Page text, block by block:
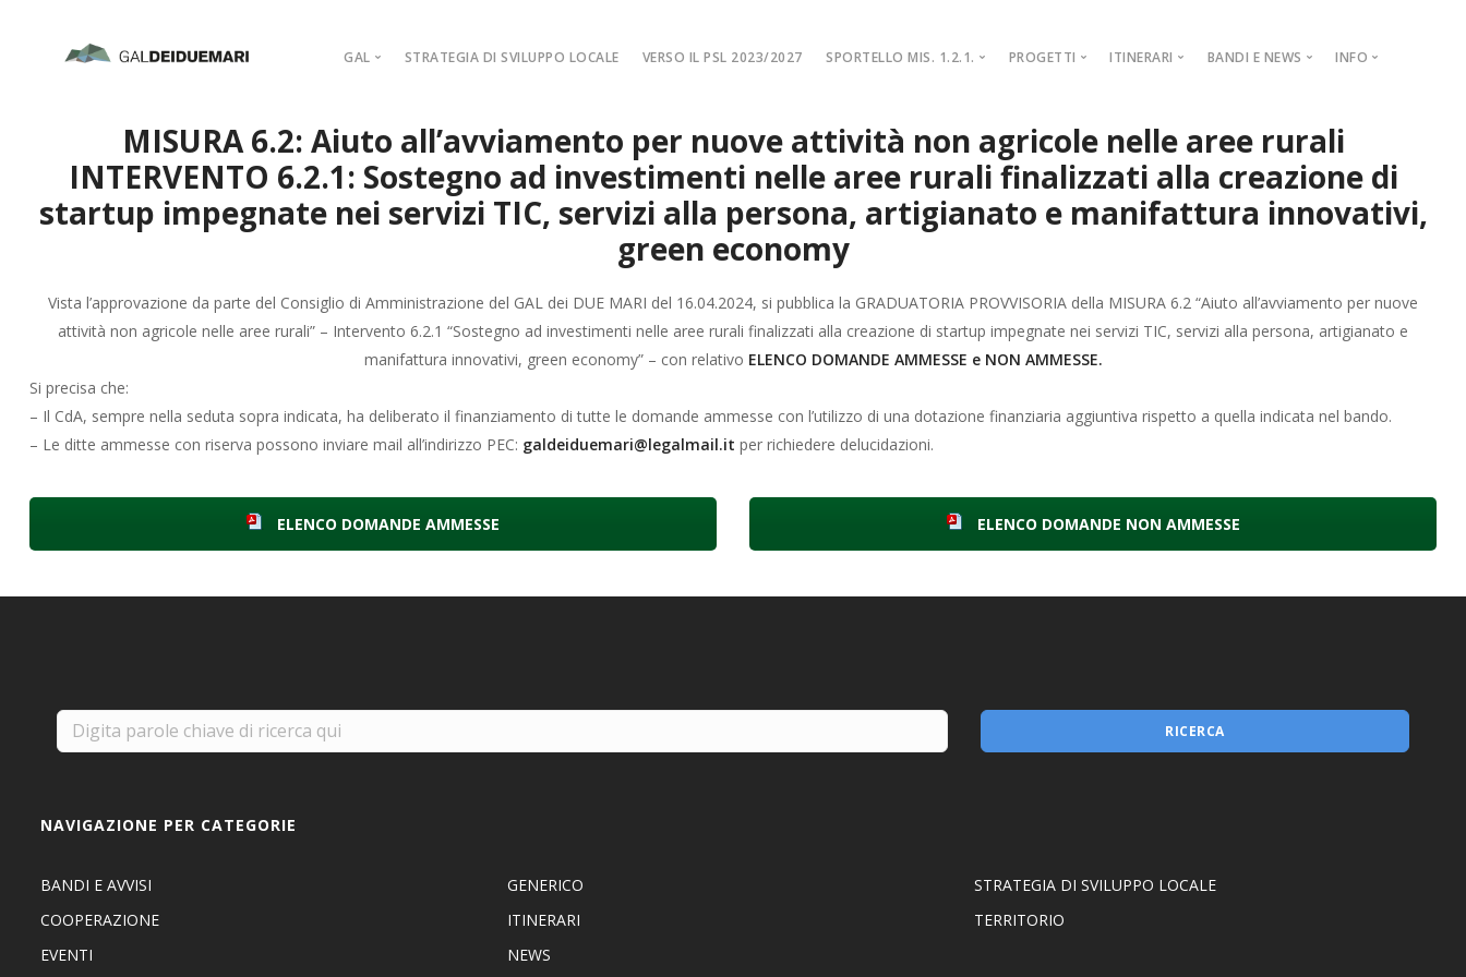
GAL
MISSION
MARCHIO D’AREA
PIANO DI AZIONE LOCALE
ORGANIGRAMMA
ADERISCI
STRATEGIA DI SVILUPPO LOCALE VERSO IL PSL 2023/2027 SPORTELLO MIS. 1.2.1.
SPORTELLO MIS. 1.2.1.
MISURA 1.2.1. – Filiera Carne
MISURA 1.2.1. – Filiera Latte e Derivati
MISURA 1.2.1. – Filiera Erbe Aromatiche e Piccoli Frutti
Misura
MISURA
MISURA
Misura
Misura
Misura
Misura
PROGETTI
COOPERAZIONE
AMMINISTRAZIONE TRASPARENTE
PIAR
DISTRETTO RURALE
ITINERARI
AMBIENTALE
ARCHEOLOGICO
ARTISTICO-RELIGIOSO
STORICO
BANDI E NEWS
NEWS
BANDI E AVVISI
INFO
GALLERY
CONTATTI
MISURA 6.2: Aiuto all’avviamento per nuove attività non agricole nelle aree rurali
INTERVENTO 6.2.1: Sostegno ad investimenti nelle aree rurali finalizzati alla creazione di
startup impegnate nei servizi TIC, servizi alla persona, artigianato e manifattura innovativi,
green economy
Vista l’approvazione da parte del Consiglio di Amministrazione del GAL dei DUE MARI del 16.04.2024, si pubblica la GRADUATORIA PROVVISORIA della MISURA 6.2 “Aiuto all’avviamento per nuove
attività non agricole nelle aree rurali” – Intervento 6.2.1 “Sostegno ad investimenti nelle aree rurali finalizzati alla creazione di startup impegnate nei servizi TIC, servizi alla persona, artigianato e
manifattura innovativi, green economy” – con relativo ELENCO DOMANDE AMMESSE e NON AMMESSE.
Si precisa che:
– Il CdA, sempre nella seduta sopra indicata, ha deliberato il finanziamento di tutte le domande ammesse con l’utilizzo di una dotazione finanziaria aggiuntiva rispetto a quella indicata nel bando.
– Le ditte ammesse con riserva possono inviare mail all’indirizzo PEC: galdeiduemari@legalmail.it per richiedere delucidazioni.
ELENCO DOMANDE AMMESSE ELENCO DOMANDE NON AMMESSE
RICERCA
NAVIGAZIONE PER CATEGORIE
BANDI E AVVISI
COOPERAZIONE
EVENTI
GENERICO
ITINERARI
NEWS
STRATEGIA DI SVILUPPO LOCALE
TERRITORIO